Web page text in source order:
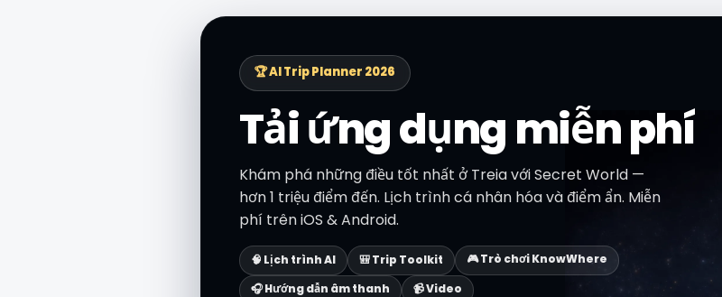
🏆 AI Trip Planner 2026
Tải ứng dụng miễn phí
Khám phá những điều tốt nhất ở Treia với Secret World —
hơn 1 triệu điểm đến. Lịch trình cá nhân hóa và điểm ẩn. Miễn
phí trên iOS & Android.
🧠 Lịch trình AI 🎒 Trip Toolkit
🎮 Trò chơi KnowWhere
🎧 Hướng dẫn âm thanh
📹 Video